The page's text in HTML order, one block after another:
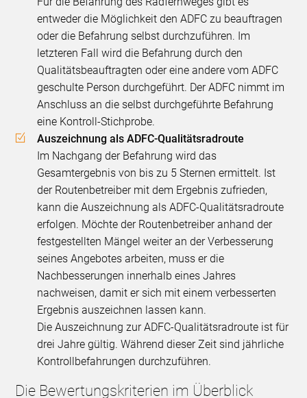
entweder die Möglichkeit den ADFC zu beauftragen
oder die Befahrung selbst durchzuführen. Im
letzteren Fall wird die Befahrung durch den
Qualitätsbeauftragten oder eine andere vom ADFC
geschulte Person durchgeführt. Der ADFC nimmt im
Anschluss an die selbst durchgeführte Befahrung
eine Kontroll-Stichprobe.
Auszeichnung als ADFC-Qualitätsradroute
Im Nachgang der Befahrung wird das
Gesamtergebnis von bis zu 5 Sternen ermittelt. Ist
der Routenbetreiber mit dem Ergebnis zufrieden,
kann die Auszeichnung als ADFC-Qualitätsradroute
erfolgen. Möchte der Routenbetreiber anhand der
festgestellten Mängel weiter an der Verbesserung
seines Angebotes arbeiten, muss er die
Nachbesserungen innerhalb eines Jahres
nachweisen, damit er sich mit einem verbesserten
Ergebnis auszeichnen lassen kann.
Die Auszeichnung zur ADFC-Qualitätsradroute ist für
drei Jahre gültig. Während dieser Zeit sind jährliche
Kontrollbefahrungen durchzuführen.
Die Bewertungskriterien im Überblick